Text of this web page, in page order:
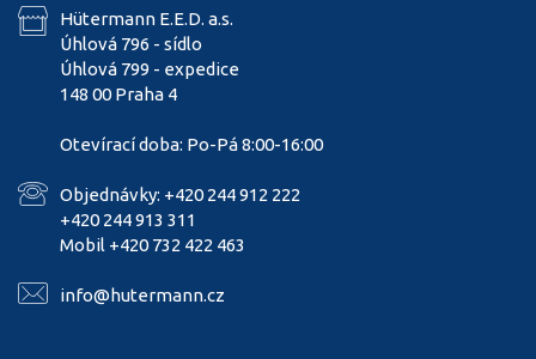
Hütermann E.E.D. a.s.
Úhlová 796 - sídlo
Úhlová 799 - expedice
148 00 Praha 4
Otevírací doba: Po-Pá 8:00-16:00
Objednávky: +420 244 912 222
+420 244 913 311
Mobil +420 732 422 463
info@hutermann.cz